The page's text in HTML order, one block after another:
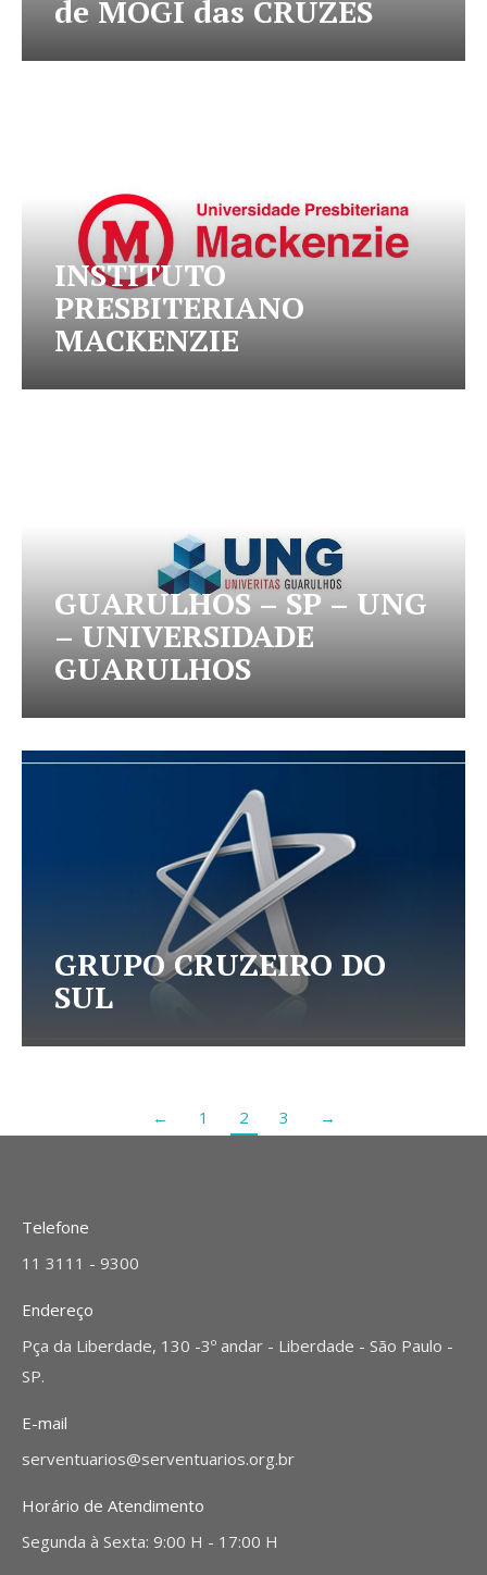
de MOGI das CRUZES
INSTITUTO
PRESBITERIANO
MACKENZIE
GUARULHOS – SP – UNG
– UNIVERSIDADE
GUARULHOS
GRUPO CRUZEIRO DO
SUL
← 1 2 3 →
Telefone
11 3111 - 9300
Endereço
Pça da Liberdade, 130 -3º andar - Liberdade - São Paulo -
SP.
E-mail
serventuarios@serventuarios.org.br
Horário de Atendimento
Segunda à Sexta: 9:00 H - 17:00 H